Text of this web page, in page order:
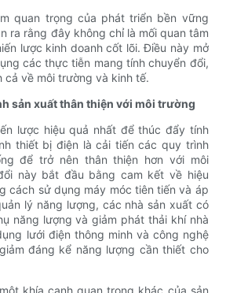
quan trọng của phát triển bền vững
ra rằng đây không chỉ là mối quan tâm
lược kinh doanh cốt lõi. Điều này mở
các thực tiễn mang tính chuyển đổi,
cả về môi trường và kinh tế.
sản xuất thân thiện với môi trường
lược hiệu quả nhất để thúc đẩy tính
thiết bị điện là cải tiến các quy trình
để trở nên thân thiện hơn với môi
này bắt đầu bằng cam kết về hiệu
cách sử dụng máy móc tiên tiến và áp
lý năng lượng, các nhà sản xuất có
năng lượng và giảm phát thải khí nhà
lưới điện thông minh và công nghệ
đáng kể năng lượng cần thiết cho